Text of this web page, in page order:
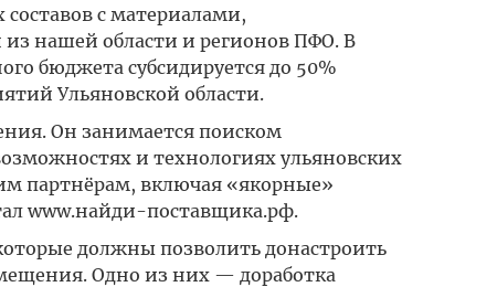
с материалами,
нашей области и регионов ПФО. В
бюджета субсидируется до 50%
Ульяновской области.
Он занимается поиском
и технологиях ульяновских
партнёрам, включая «якорные»
www.найди-поставщика.рф.
должны позволить донастроить
Одно из них — доработка